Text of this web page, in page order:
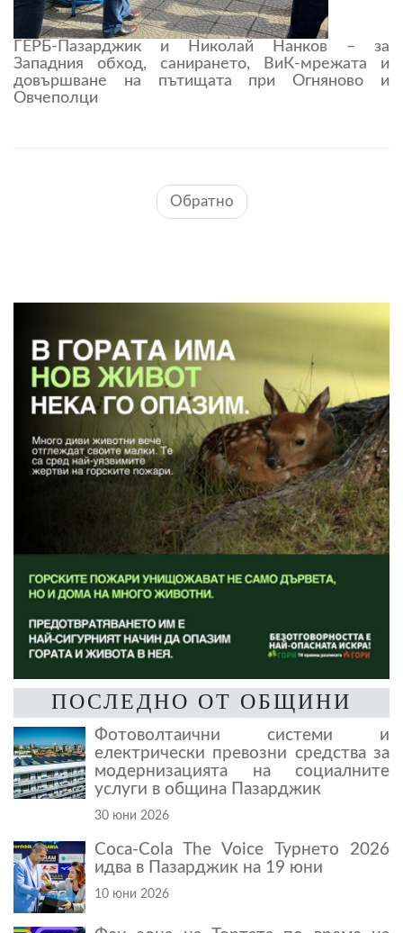
ГЕРБ-Пазарджик и Николай Нанков – за
Западния обход, санирането, ВиК-мрежата и
довършване на пътищата при Огняново и
Овчеполци
Обратно
ПОСЛЕДНО ОТ ОБЩИНИ
Фотоволтаични системи и
електрически превозни средства за
модернизацията на социалните
услуги в община Пазарджик
30 юни 2026
Coca-Cola The Voice Турнето 2026
идва в Пазарджик на 19 юни
10 юни 2026